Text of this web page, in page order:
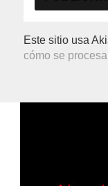
Este sitio usa
cómo se